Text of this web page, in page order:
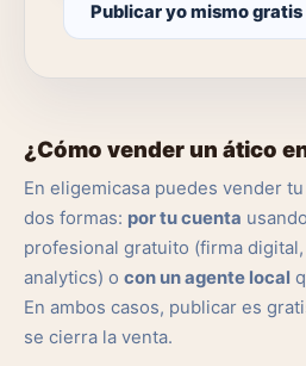
Publicar yo mismo gratis
¿Cómo vender un ático
En eligemicasa puedes vender
dos formas: por tu cuenta
profesional gratuito (firma digital,
analytics) o con un agente local
En ambos casos, publicar es
se cierra la venta.